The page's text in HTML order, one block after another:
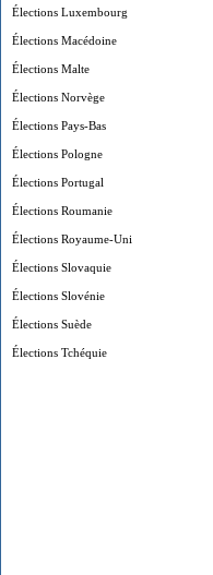
Élections Luxembourg
Élections Macédoine
Élections Malte
Élections Norvège
Élections Pays-Bas
Élections Pologne
Élections Portugal
Élections Roumanie
Élections Royaume-Uni
Élections Slovaquie
Élections Slovénie
Élections Suède
Élections Tchéquie